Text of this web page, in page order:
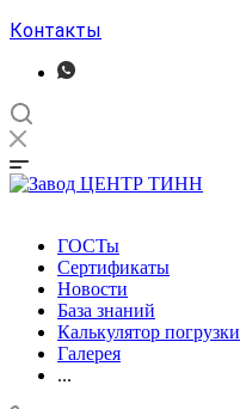
Контакты
ГОСТы
Сертификаты
Новости
База знаний
Калькулятор погрузки
Галерея
...